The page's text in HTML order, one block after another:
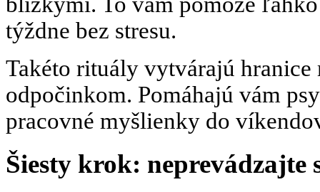
týždne bez stresu.
Takéto rituály vytvárajú hranice
odpočinkom. Pomáhajú vám
pracovné myšlienky do
Šiesty krok: